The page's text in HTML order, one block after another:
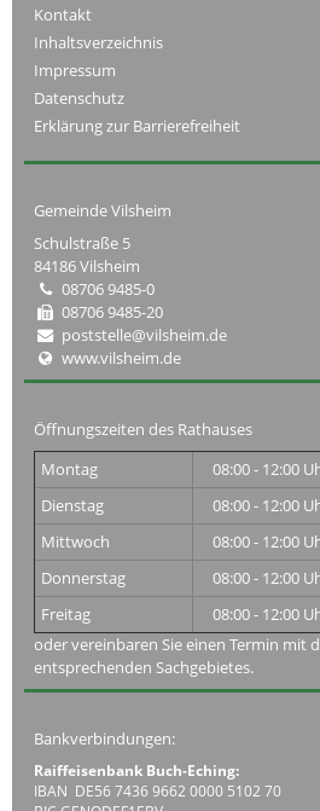
Kontakt
Inhaltsverzeichnis
Impressum
Datenschutz
Erklärung zur Barrierefreiheit
Gemeinde Vilsheim
Schulstraße 5
84186 Vilsheim
08706 9485-0
08706 9485-20
poststelle@vilsheim.de
www.vilsheim.de
Öffnungszeiten des Rathauses
Montag
08:00 - 12:00
Dienstag
08:00 - 12:00
Mittwoch
08:00 - 12:00
Donnerstag
08:00 - 12:00
Freitag
08:00 - 12:00
oder vereinbaren Sie einen Termin mit
entsprechenden Sachgebietes.
Bankverbindungen:
Raiffeisenbank Buch-Eching:
IBAN DE56 7436 9662 0000 5102 70